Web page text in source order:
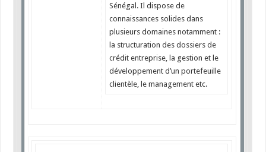
Sénégal. Il dispose de
connaissances solides dans
plusieurs domaines notamment :
la structuration des dossiers de
crédit entreprise, la gestion et le
développement d’un portefeuille
clientèle, le management etc.